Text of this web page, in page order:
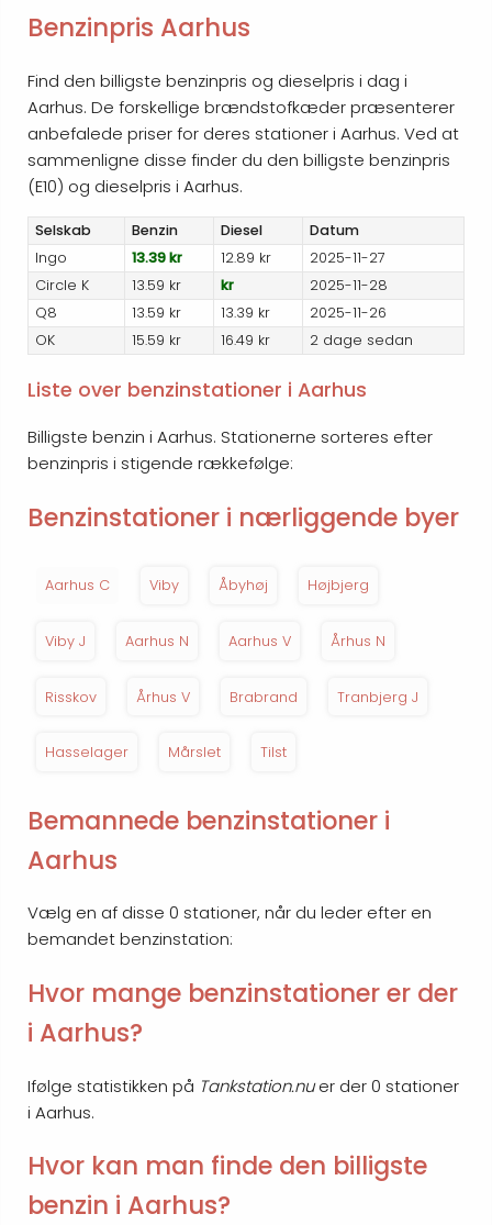
Benzinpris Aarhus
Find den billigste benzinpris og dieselpris i dag i
Aarhus. De forskellige brændstofkæder præsenterer
anbefalede priser for deres stationer i Aarhus. Ved at
sammenligne disse finder du den billigste benzinpris
(E10) og dieselpris i Aarhus.
Selskab Benzin Diesel
Datum
Ingo
13.39 kr 12.89 kr
2025-11-27
Circle K
13.59 kr kr
2025-11-28
Q8
13.59 kr 13.39 kr
2025-11-26
OK
15.59 kr 16.49 kr 2 dage sedan
Liste over benzinstationer i Aarhus
Billigste benzin i Aarhus. Stationerne sorteres efter
benzinpris i stigende rækkefølge:
Benzinstationer i nærliggende byer
Aarhus C Viby Åbyhøj Højbjerg
Viby J Aarhus N Aarhus V Århus N
Risskov Århus V Brabrand Tranbjerg J
Hasselager Mårslet Tilst
Bemannede benzinstationer i
Aarhus
Vælg en af disse 0 stationer, når du leder efter en
bemandet benzinstation:
Hvor mange benzinstationer er der
i Aarhus?
Ifølge statistikken på Tankstation.nuer der 0 stationer
i Aarhus.
Hvor kan man finde den billigste
benzin i Aarhus?